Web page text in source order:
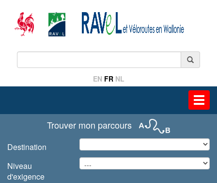
EN FR NL
Trouver mon parcours
Destination
Niveau
d'exigence